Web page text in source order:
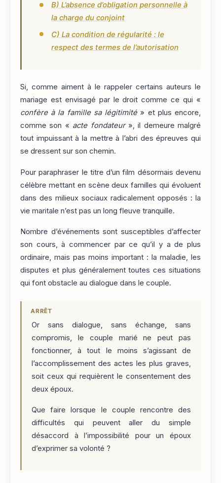
B) L’absence d’obligation personnelle à
la charge du conjoint
C) La condition de régularité : le
respect des termes de l’autorisation
Si, comme aiment à le rappeler certains auteurs le
mariage est envisagé par le droit comme ce qui «
confère à la famille sa légitimité» et plus encore,
comme son « acte fondateur», il demeure malgré
tout impuissant à la mettre à l’abri des épreuves qui
se dressent sur son chemin.
Pour paraphraser le titre d’un film désormais devenu
célèbre mettant en scène deux familles qui évoluent
dans des milieux sociaux radicalement opposés : la
vie maritale n’est pas un long fleuve tranquille.
Nombre d’événements sont susceptibles d’affecter
son cours, à commencer par ce qu’il y a de plus
ordinaire, mais pas moins important : la maladie, les
disputes et plus généralement toutes ces situations
qui font obstacle au dialogue dans le couple.
ARRÊT
Or sans dialogue, sans échange, sans
compromis, le couple marié ne peut pas
fonctionner, à tout le moins s’agissant de
l’accomplissement des actes les plus graves,
soit ceux qui requièrent le consentement des
deux époux.
Que faire lorsque le couple rencontre des
difficultés qui peuvent aller du simple
désaccord à l’impossibilité pour un époux
d’exprimer sa volonté ?